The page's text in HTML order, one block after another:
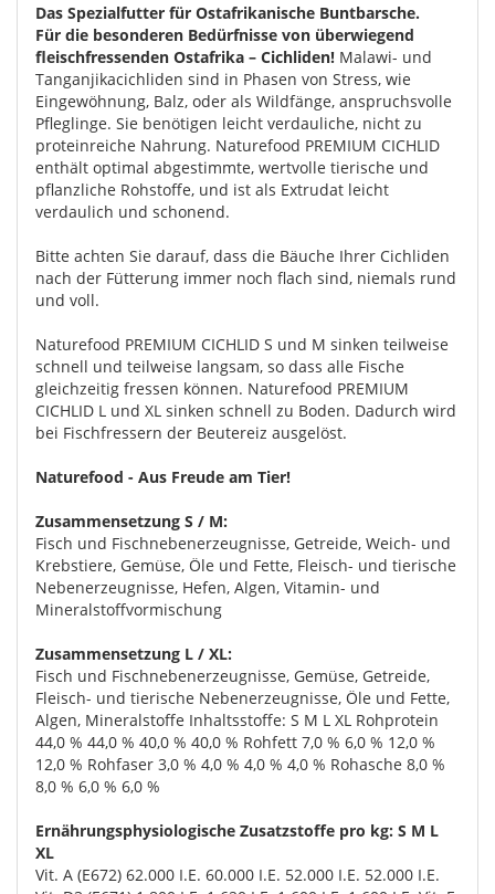
Das Spezialfutter für Ostafrikanische Buntbarsche.
Für die besonderen Bedürfnisse von überwiegend
fleischfressenden Ostafrika – Cichliden! Malawi- und
Tanganjikacichliden sind in Phasen von Stress, wie
Eingewöhnung, Balz, oder als Wildfänge, anspruchsvolle
Pfleglinge. Sie benötigen leicht verdauliche, nicht zu
proteinreiche Nahrung. Naturefood PREMIUM CICHLID
enthält optimal abgestimmte, wertvolle tierische und
pflanzliche Rohstoffe, und ist als Extrudat leicht
verdaulich und schonend.
Bitte achten Sie darauf, dass die Bäuche Ihrer Cichliden
nach der Fütterung immer noch flach sind, niemals rund
und voll.
Naturefood PREMIUM CICHLID S und M sinken teilweise
schnell und teilweise langsam, so dass alle Fische
gleichzeitig fressen können. Naturefood PREMIUM
CICHLID L und XL sinken schnell zu Boden. Dadurch wird
bei Fischfressern der Beutereiz ausgelöst.
Naturefood - Aus Freude am Tier!
Zusammensetzung S / M:
Fisch und Fischnebenerzeugnisse, Getreide, Weich- und
Krebstiere, Gemüse, Öle und Fette, Fleisch- und tierische
Nebenerzeugnisse, Hefen, Algen, Vitamin- und
Mineralstoffvormischung
Zusammensetzung L / XL:
Fisch und Fischnebenerzeugnisse, Gemüse, Getreide,
Fleisch- und tierische Nebenerzeugnisse, Öle und Fette,
Algen, Mineralstoffe Inhaltsstoffe: S M L XL Rohprotein
44,0 % 44,0 % 40,0 % 40,0 % Rohfett 7,0 % 6,0 % 12,0 %
12,0 % Rohfaser 3,0 % 4,0 % 4,0 % 4,0 % Rohasche 8,0 %
8,0 % 6,0 % 6,0 %
Ernährungsphysiologische Zusatzstoffe pro kg: S M L
XL
Vit. A (E672) 62.000 I.E. 60.000 I.E. 52.000 I.E. 52.000 I.E.